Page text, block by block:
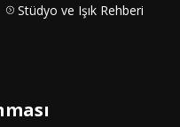
Stüdyo ve Işık Rehberi